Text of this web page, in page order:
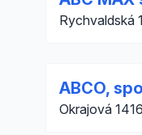
Rychvaldská
ABCO,
Okrajová